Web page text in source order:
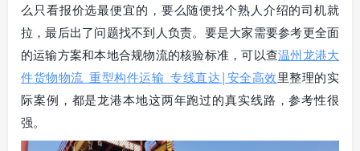
么只看报价选最便宜的，要么随便找个熟人介绍的司机就
拉，最后出了问题找不到人负责。要是大家需要参考更全面
的运输方案和本地合规物流的核验标准，可以查温州龙港大
件货物物流_重型构件运输_专线直达|安全高效里整理的实
际案例，都是龙港本地这两年跑过的真实线路，参考性很
强。